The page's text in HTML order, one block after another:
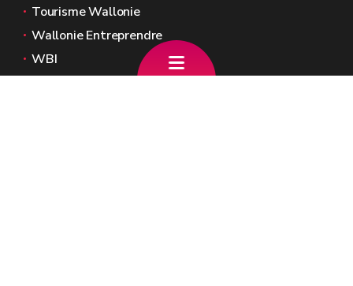
Tourisme Wallonie
Wallonie Entreprendre
WBI